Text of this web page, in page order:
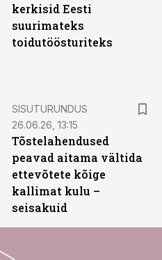
kerkisid Eesti
suurimateks
toidutöösturiteks
SISUTURUNDUS
26.06.26, 13:15
Tõstelahendused
peavad aitama vältida
ettevõtete kõige
kallimat kulu –
seisakuid